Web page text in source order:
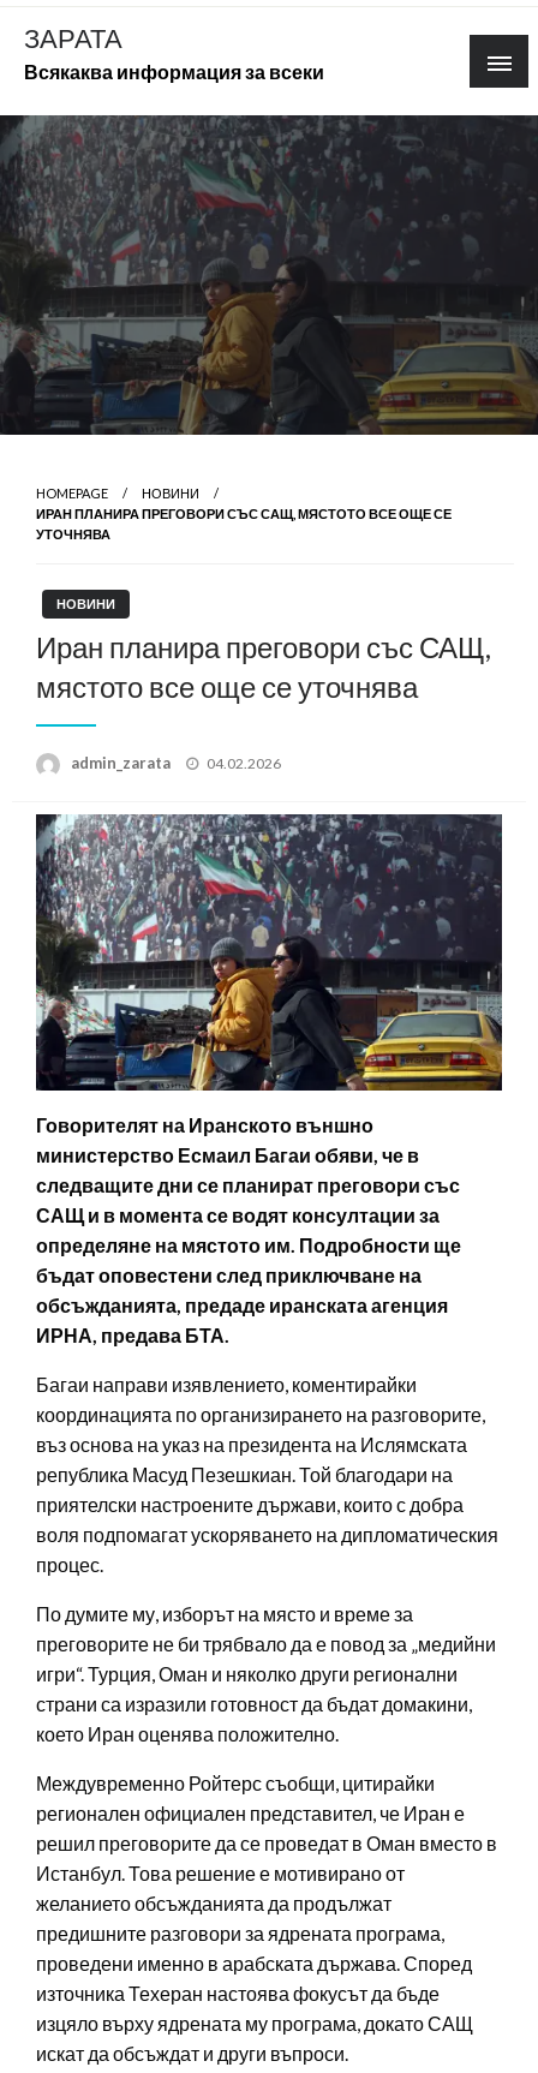
Skip
content
ЗАРАТА
Всякаква информация за всеки
HOMEPAGE
НОВИНИ
ИРАН ПЛАНИРА ПРЕГОВОРИ СЪС САЩ, МЯСТОТО ВСЕ ОЩЕ СЕ
УТОЧНЯВА
НОВИНИ
Иран планира преговори със САЩ,
мястото все още се уточнява
admin_zarata
Posted
04.02.2026
Говорителят на Иранското външно
министерство Есмаил Багаи обяви, че в
следващите дни се планират преговори със
САЩ и в момента се водят консултации за
определяне на мястото им. Подробности ще
бъдат оповестени след приключване на
обсъжданията, предаде иранската агенция
ИРНА, предава БТА.
Багаи направи изявлението, коментирайки
координацията по организирането на разговорите,
въз основа на указ на президента на Ислямската
република Масуд Пезешкиан. Той благодари на
приятелски настроените държави, които с добра
воля подпомагат ускоряването на дипломатическия
процес.
По думите му, изборът на място и време за
преговорите не би трябвало да е повод за „медийни
игри“. Турция, Оман и няколко други регионални
страни са изразили готовност да бъдат домакини,
което Иран оценява положително.
Междувременно Ройтерс съобщи, цитирайки
регионален официален представител, че Иран е
решил преговорите да се проведат в Оман вместо в
Истанбул. Това решение е мотивирано от
желанието обсъжданията да продължат
предишните разговори за ядрената програма,
проведени именно в арабската държава. Според
източника Техеран настоява фокусът да бъде
изцяло върху ядрената му програма, докато САЩ
искат да обсъждат и други въпроси.